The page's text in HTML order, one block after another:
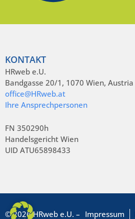
KONTAKT
HRweb e.U.
Bandgasse 20/1, 1070 Wien, Austria
office@HRweb.at
Ihre Ansprechpersonen
FN 350290h
Handelsgericht Wien
UID ATU65898433
© 2026 HRweb e.U. – Impressum